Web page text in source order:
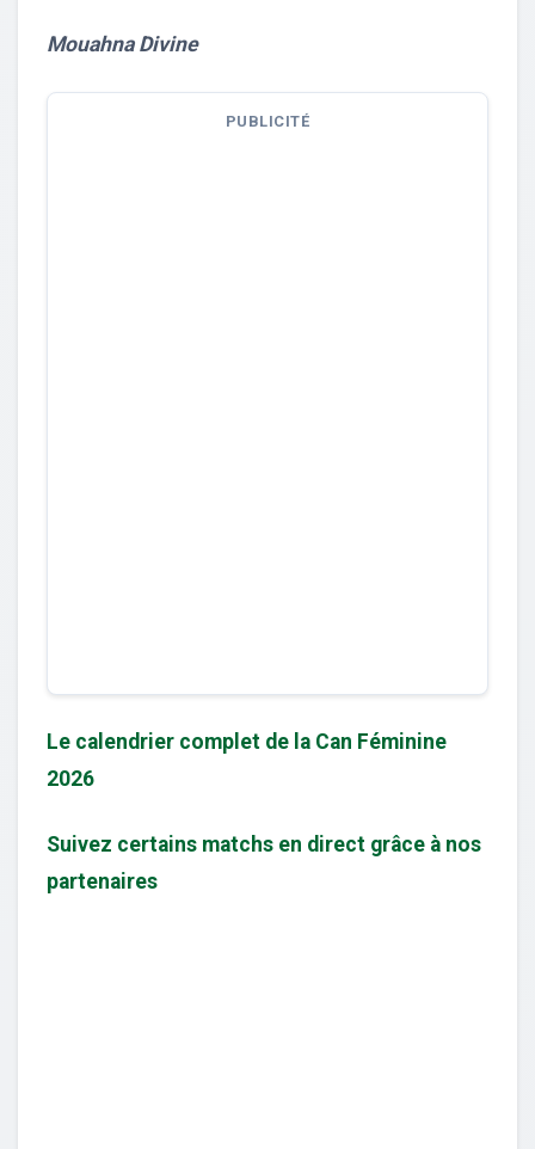
Mouahna Divine
PUBLICITÉ
Le calendrier complet de la Can Féminine
2026
Suivez certains matchs en direct grâce à nos
partenaires